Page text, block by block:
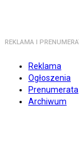
REKLAMA I
Reklama
Ogłoszenia
Prenumerata
Archiwum